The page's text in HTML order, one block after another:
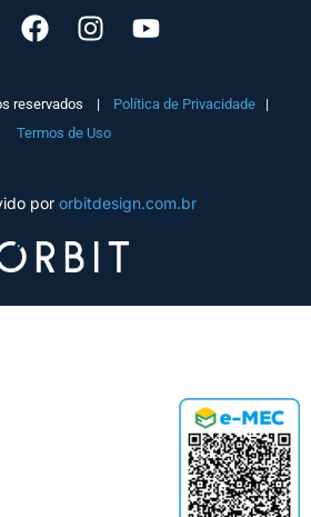
reservados | Política de Privacidade|
Termos de Uso
por orbitdesign.com.br